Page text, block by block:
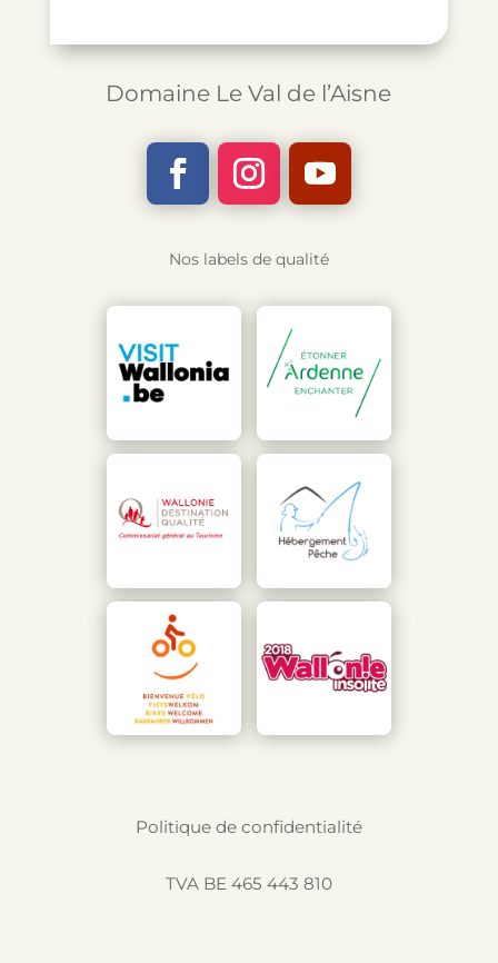
Domaine Le Val de l’Aisne
Nos labels de qualité
Politique de confidentialité
TVA BE 465 443 810